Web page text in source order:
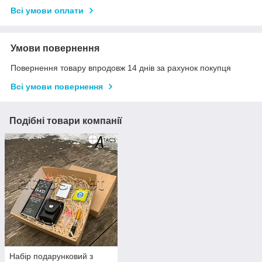
Всі умови оплати
Умови повернення
Повернення товару впродовж 14 днів за рахунок покупця
Всі умови повернення
Подібні товари компанії
Набір подарунковий з